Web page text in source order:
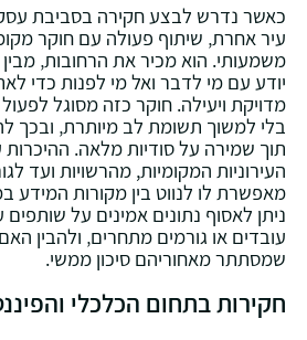
כאשר נדרש לבצע חקירה בסביבת
עיר אחרת‚ שיתוף פעולה עם חוקר
משמעותי. הוא מכיר את הרחובות‚
יודע עם מי לדבר ואל מי לפנות כדי
מדויקת ויעילה. חוקר כזה מסוגל
בלי למשוך תשומת לב מיותרת‚ ובכך
תוך שמירה על סודיות מלאה.
העירוניות המקומיות, מהרשויות ועד
מאפשרת לו לנווט בין מקורות המידע
ניתן לאסוף נתונים אמינים על שותפים
עובדים או גורמים מתחרים‚ ולהבין
שמסתתר מאחוריהם סיכון ממשי.
חקירות בתחום הכלכלי